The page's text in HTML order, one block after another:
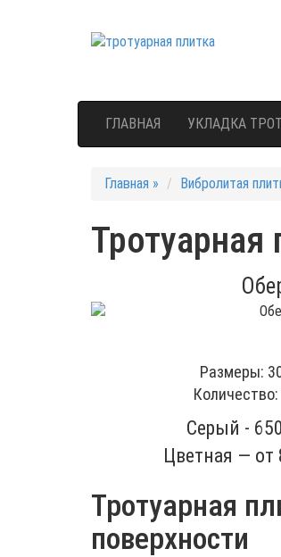
ГЛАВНАЯ УКЛАДКА
Главная » Вибролитая
Тротуарная
Размеры:
Серый - 650
Цветная — от
Тротуарная
поверхности